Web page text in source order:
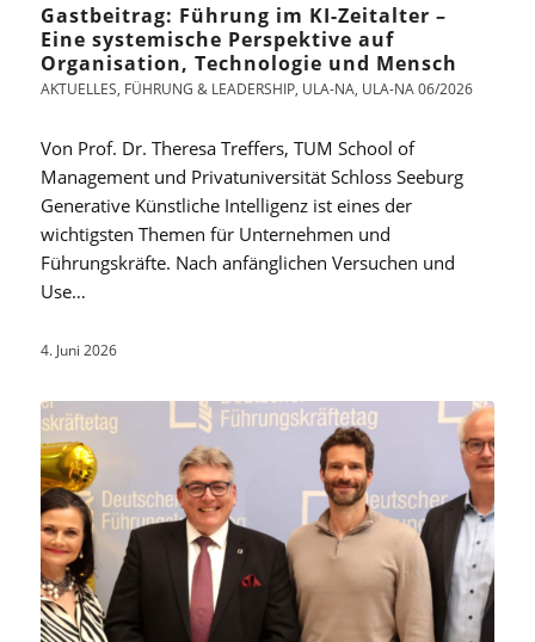
Gastbeitrag: Führung im KI-Zeitalter –
Eine systemische Perspektive auf
Organisation, Technologie und Mensch
AKTUELLES, FÜHRUNG & LEADERSHIP, ULA-NA, ULA-NA 06/2026
Von Prof. Dr. Theresa Treffers, TUM School of
Management und Privatuniversität Schloss Seeburg
Generative Künstliche Intelligenz ist eines der
wichtigsten Themen für Unternehmen und
Führungskräfte. Nach anfänglichen Versuchen und
Use…
4. Juni 2026